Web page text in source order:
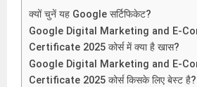
क्यों चुनें यह Google सर्टिफिकेट?
Google Digital Marketing and E-
Certificate 2025 कोर्स में क्या है खास?
Google Digital Marketing and E-
Certificate 2025 कोर्स किसके लिए बेस्ट है?